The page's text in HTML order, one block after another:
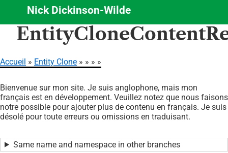
Aller
principal
Nick Dickinson-Wilde
d'Ariane
Accueil Entity Clone
Bienvenue sur mon site. Je suis anglophone, mais mon
français est en développement. Veuillez notez que nous faisons
notre possible pour ajouter plus de contenu en français. Je suis
désolé pour toute erreurs ou omissions en traduisant.
Same name and namespace in other branches